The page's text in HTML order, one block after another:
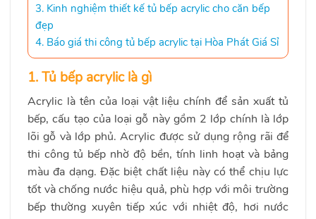
3. Kinh nghiệm thiết kế tủ bếp acrylic cho căn bếp
đẹp
4. Báo giá thi công tủ bếp acrylic tại Hòa Phát Giá Sỉ
1. Tủ bếp acrylic là gì
Acrylic là tên của loại vật liệu chính để sản xuất tủ
bếp, cấu tạo của loại gỗ này gồm 2 lớp chính là lớp
lõi gỗ và lớp phủ. Acrylic được sử dụng rộng rãi để
thi công tủ bếp nhờ độ bền, tính linh hoạt và bảng
màu đa dạng. Đặc biệt chất liệu này có thể chịu lực
tốt và chống nước hiệu quả, phù hợp với môi trường
bếp thường xuyên tiếp xúc với nhiệt độ, hơi nước